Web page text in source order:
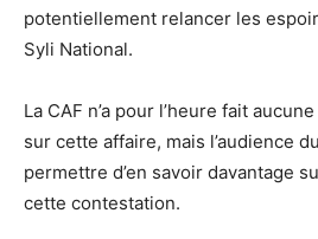
potentiellement relancer les
Syli National.
La CAF n’a pour l’heure fait
sur cette affaire, mais l’audience
permettre d’en savoir davantage
cette contestation.